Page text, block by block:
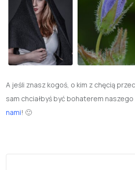
A jeśli znasz kogoś, o kim z chęcią
sam chciałbyś być bohaterem naszego
nami! 🙂